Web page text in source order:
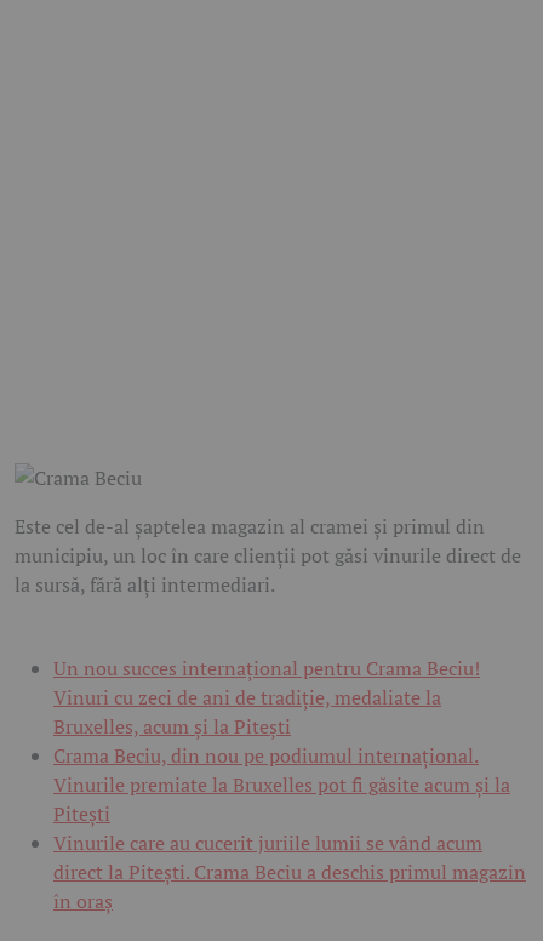
Este cel de-al șaptelea magazin al cramei și primul din
municipiu, un loc în care clienții pot găsi vinurile direct de
la sursă, fără alți intermediari.
Un nou succes internațional pentru Crama Beciu!
Vinuri cu zeci de ani de tradiție, medaliate la
Bruxelles, acum și la Pitești
Crama Beciu, din nou pe podiumul internațional.
Vinurile premiate la Bruxelles pot fi găsite acum și la
Pitești
Vinurile care au cucerit juriile lumii se vând acum
direct la Pitești. Crama Beciu a deschis primul magazin
în oraș